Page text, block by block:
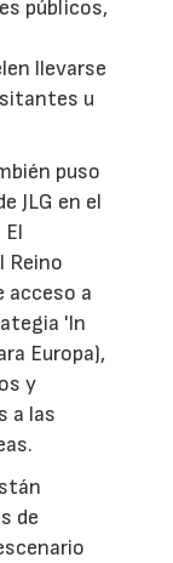
públicos,
llevarse
u
puso
JLG en el
Reino
acceso a
'In
Europa),
y
a las
de